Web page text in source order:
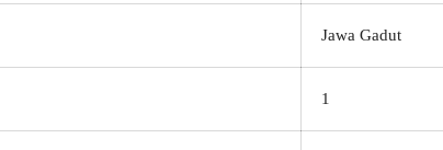
Jawa Gadut
1